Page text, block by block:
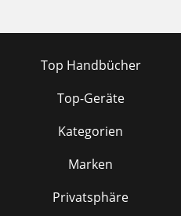
Top Handbücher
Top-Geräte
Kategorien
Marken
Privatsphäre